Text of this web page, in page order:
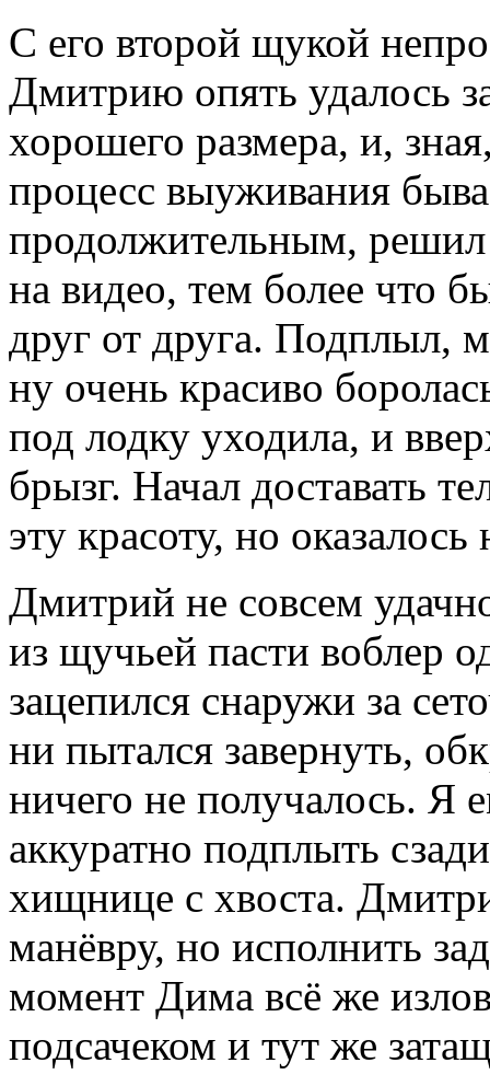
С его второй щукой
Дмитрию опять удалось
хорошего размера, и,
процесс выуживания
продолжительным, решил
на видео, тем более что
друг от друга. Подплыл,
ну очень красиво
под лодку уходила, и
брызг. Начал доставать
эту красоту, но
Дмитрий не совсем
из щучьей пасти воблер
зацепился снаружи за
ни пытался завернуть,
ничего не получалось. Я
аккуратно подплыть
хищнице с хвоста.
манёвру, но исполнить
момент Дима всё же
подсачеком и тут же